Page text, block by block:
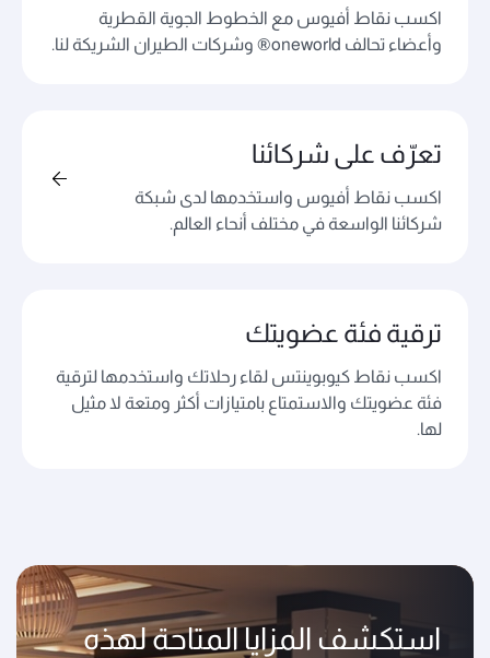
اكسب نقاط أفيوس مع الخطوط الجوية القطرية
وأعضاء تحالف oneworld® وشركات الطيران الشريكة لنا.
تعرّف على شركائنا
اكسب نقاط أفيوس واستخدمها لدى شبكة
شركائنا الواسعة في مختلف أنحاء العالم.
ترقية فئة عضويتك
اكسب نقاط كيوبوينتس لقاء رحلاتك واستخدمها لترقية
فئة عضويتك والاستمتاع بامتيازات أكثر ومتعة لا مثيل
لها.
استكشف المزايا المتاحة لهذه